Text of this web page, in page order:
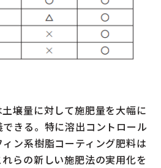
壌量に対して施肥量を大幅に
きる。特に溶出コントロール
ン系樹脂コーティング肥料は
らの新しい施肥法の実用化を